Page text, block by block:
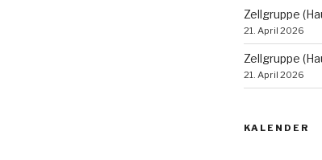
Zellgruppe
21. April 2026
Zellgruppe
21. April 2026
KALENDER